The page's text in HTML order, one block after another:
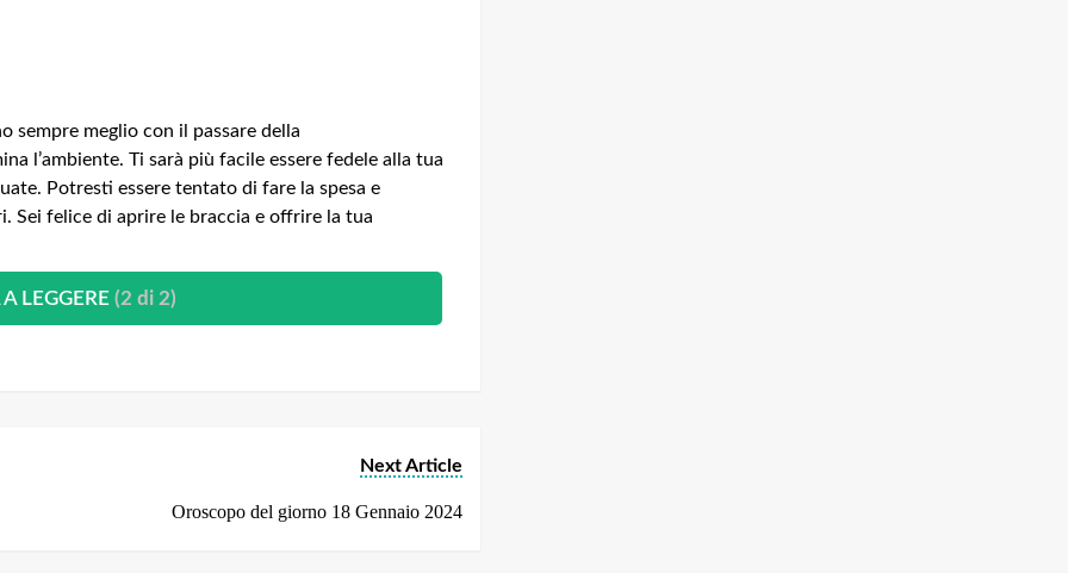
sempre meglio con il passare della
l’ambiente. Ti sarà più facile essere fedele alla tua
Potresti essere tentato di fare la spesa e
Sei felice di aprire le braccia e offrire la tua
LEGGERE (2 di 2)
Next Article
Oroscopo del giorno 18 Gennaio 2024